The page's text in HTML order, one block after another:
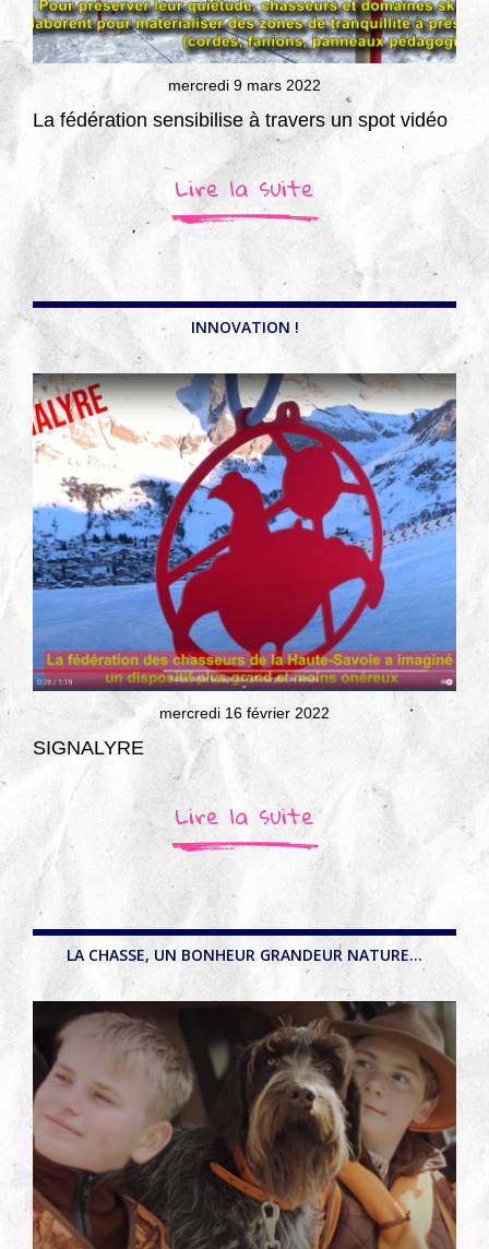
mercredi 9 mars 2022
La fédération sensibilise à travers un spot vidéo
Lire la suite
INNOVATION !
mercredi 16 février 2022
SIGNALYRE
Lire la suite
LA CHASSE, UN BONHEUR GRANDEUR NATURE...